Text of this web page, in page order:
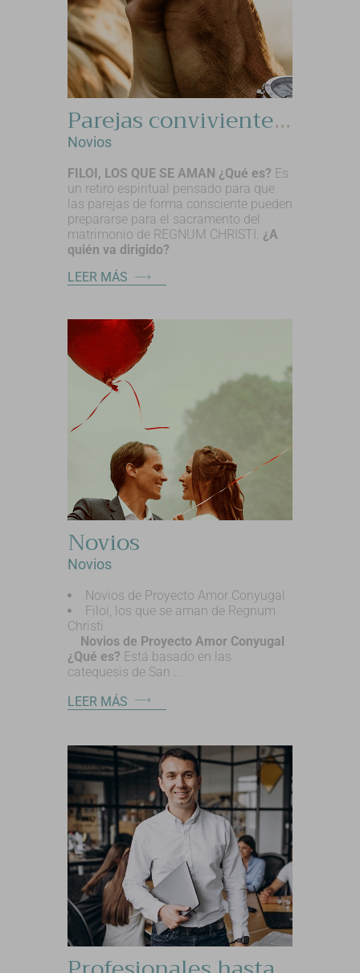
Parejas convivientes, matrimonios civiles
Novios
FILOI, LOS QUE SE AMAN ¿Qué es? Es
un retiro espiritual pensado para que
las parejas de forma consciente pueden
prepararse para el sacramento del
matrimonio de REGNUM CHRISTI. ¿A
quién va dirigido?
LEER MÁS
Novios
Novios
Novios de Proyecto Amor Conyugal
Filoi, los que se aman de Regnum
Christi
Novios de Proyecto Amor Conyugal
¿Qué es? Está basado en las
catequesis de San ...
LEER MÁS